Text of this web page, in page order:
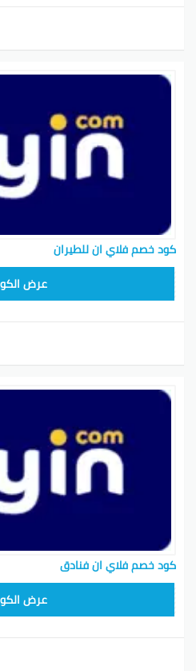
كود خصم فلاي ان للطيران
عرض
كود خصم فلاي ان فنادق
عرض